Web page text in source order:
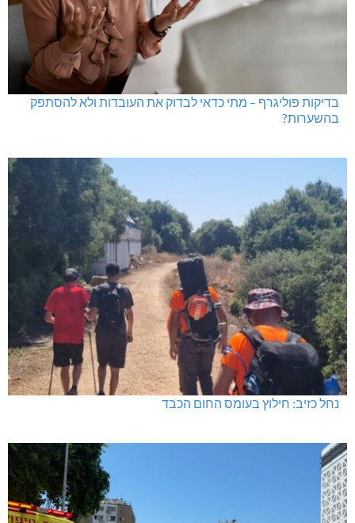
בדיקות פוליגרף – מתי כדאי לבדוק את העובדות ולא להסתפק
בהשערות?
נחל כזיב: חילוץ בעומס החום הכבד